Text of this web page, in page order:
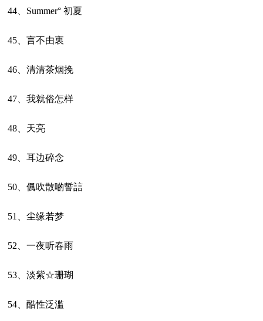
44、Summer° 初夏
45、言不由衷
46、清清茶烟挽
47、我就俗怎样
48、天亮
49、耳边碎念
50、偑吹散啲誓誩
51、尘缘若梦
52、一夜听春雨
53、淡紫☆珊瑚
54、酷性泛滥